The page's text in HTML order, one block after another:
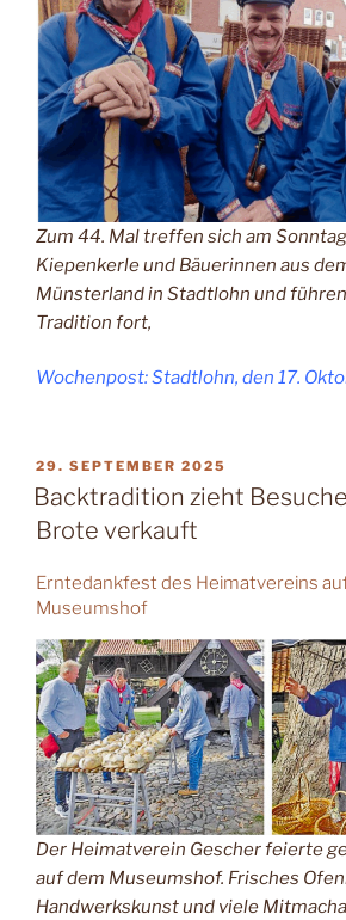
Zum 44. Mal treffen sich am
Kiepenkerle und Bäuerinnen aus
Münsterland in Stadtlohn und
Tradition fort,
Wochenpost: Stadtlohn, den 17.
VERÖFFENTLICHT
AM
29. SEPTEMBER 2025
Backtradition zieht
Brote verkauft
Erntedankfest des Heimatvereins
Museumshof
Der Heimatverein Gescher feierte
auf dem Museumshof. Frisches
Handwerkskunst und viele